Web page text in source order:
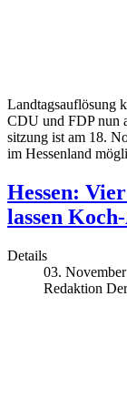
Landtagsauflösung
CDU und FDP nun
sitzung ist am 18.
im Hessenland
Hessen:
lassen
Details
03.
Redaktion